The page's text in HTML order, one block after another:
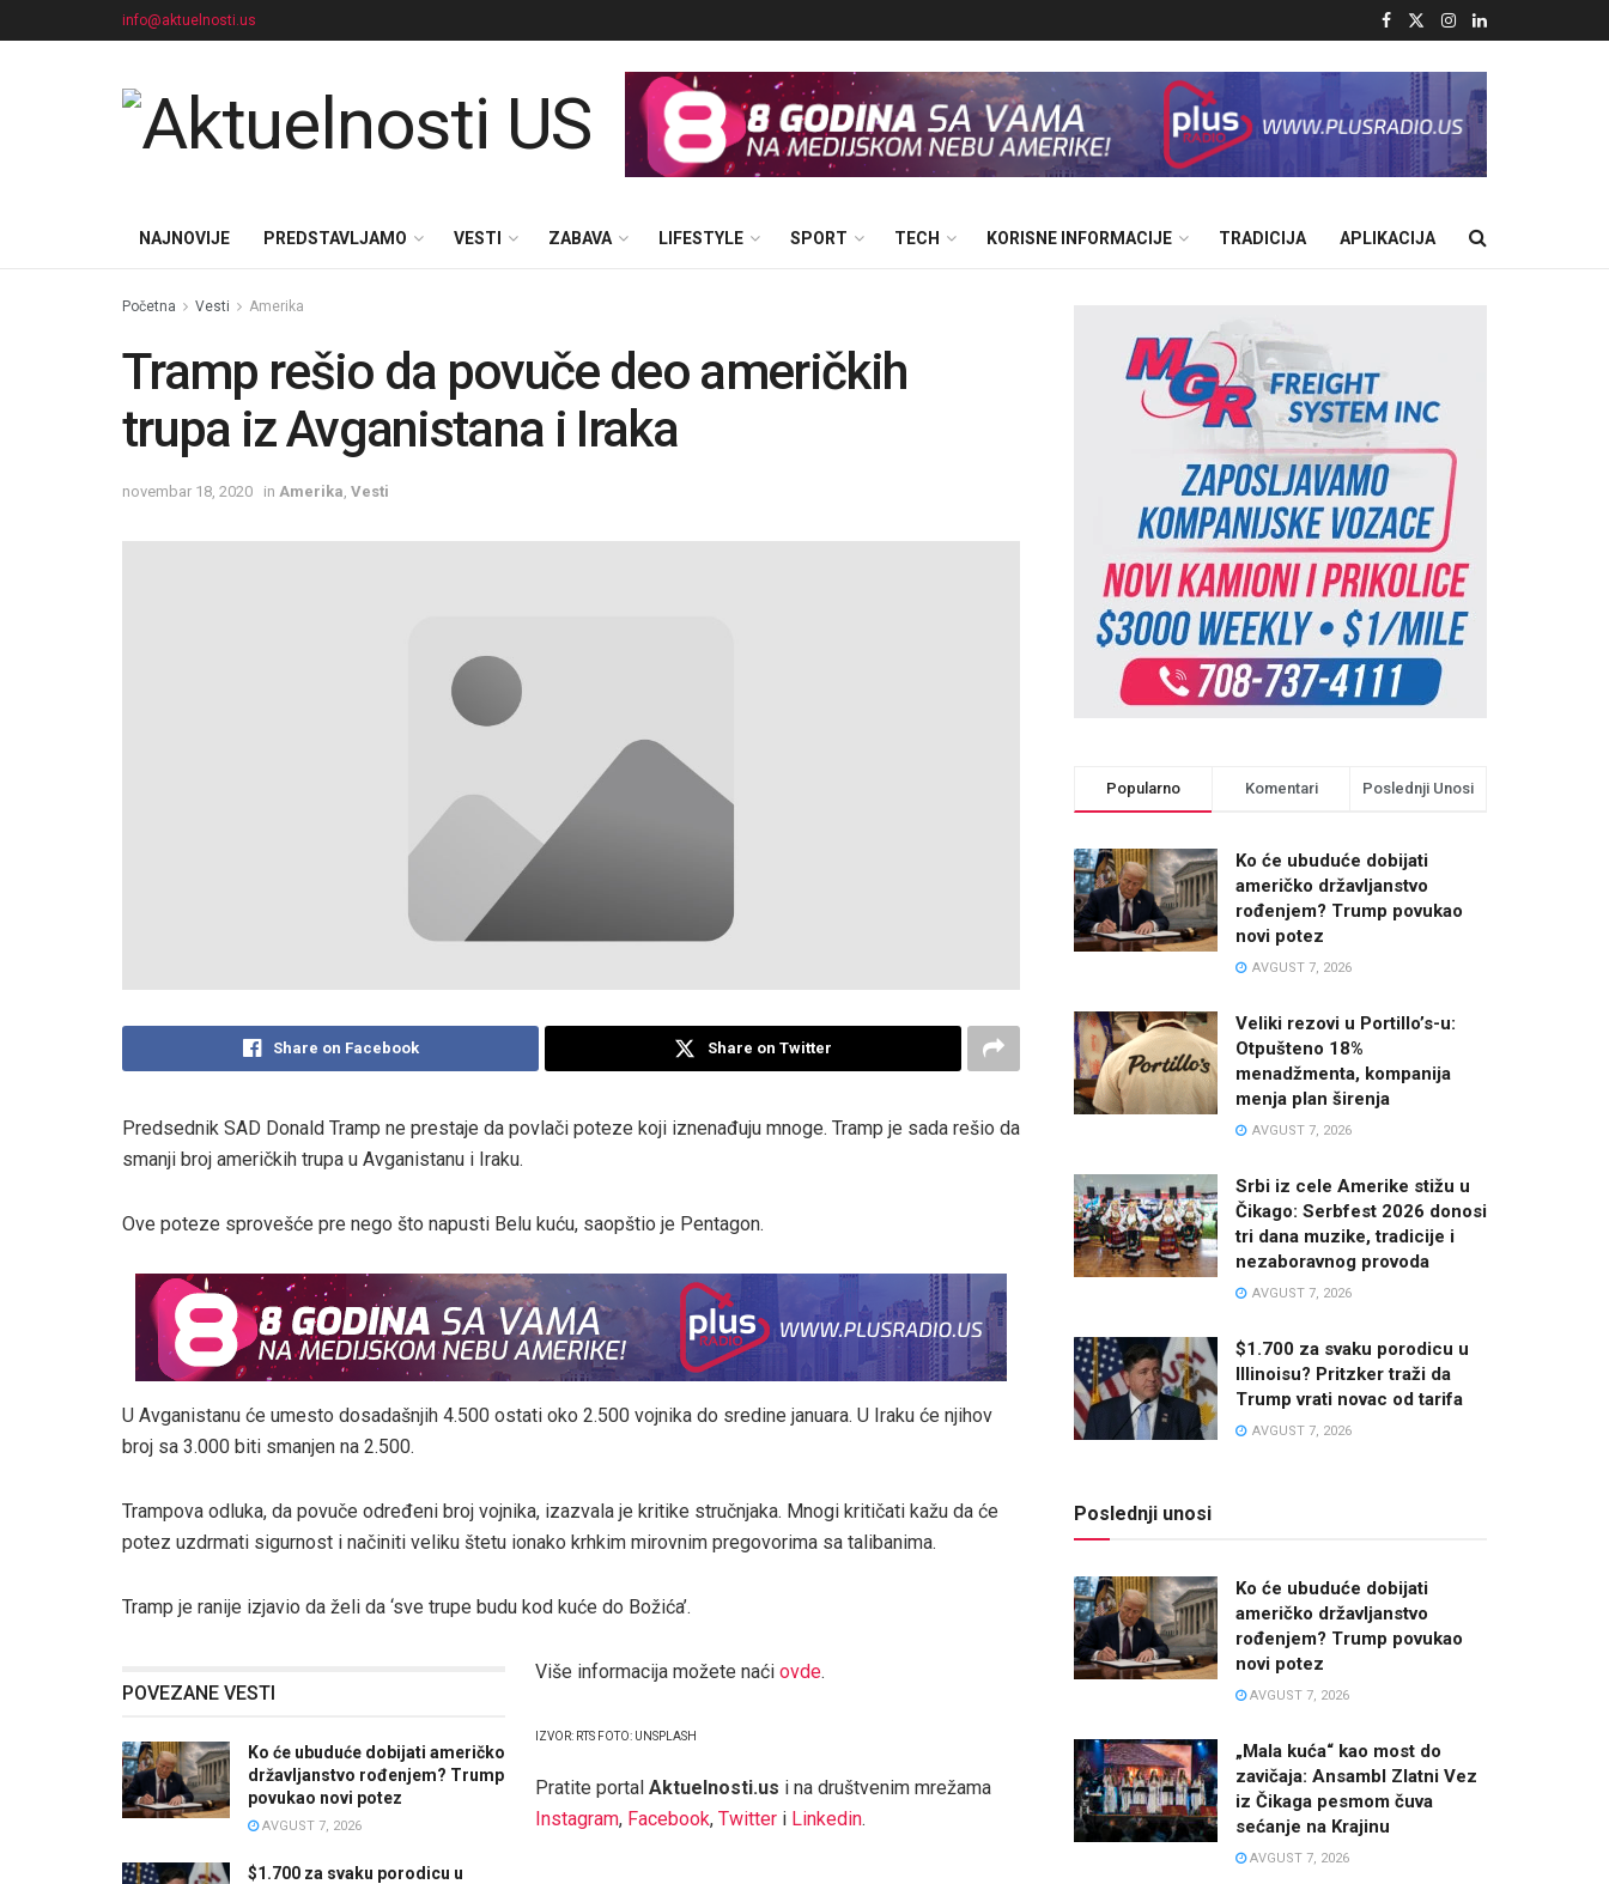
info@aktuelnosti.us
NAJNOVIJE PREDSTAVLJAMO VESTI ZABAVA LIFESTYLE SPORT TECH KORISNE INFORMACIJE TRADICIJA APLIKACIJA
Početna Vesti Amerika
Tramp rešio da povuče deo američkih
trupa iz Avganistana i Iraka
novembar 18, 2020 in Amerika Vesti
Share on Facebook Share on Twitter
Predsednik SAD Donald Tramp ne prestaje da povlači poteze koji iznenađuju mnoge. Tramp je sada rešio da
smanji broj američkih trupa u Avganistanu i Iraku.
Ove poteze sprovešće pre nego što napusti Belu kuću, saopštio je Pentagon.
U Avganistanu će umesto dosadašnjih 4.500 ostati oko 2.500 vojnika do sredine januara. U Iraku će njihov
broj sa 3.000 biti smanjen na 2.500.
Trampova odluka, da povuče određeni broj vojnika, izazvala je kritike stručnjaka. Mnogi kritičati kažu da će
potez uzdrmati sigurnost i načiniti veliku štetu ionako krhkim mirovnim pregovorima sa talibanima.
Tramp je ranije izjavio da želi da ‘sve trupe budu kod kuće do Božića’.
POVEZANE VESTI
Ko će ubuduće dobijati američko
državljanstvo rođenjem? Trump
povukao novi potez
AVGUST 7, 2026
$1.700 za svaku porodicu u
Više informacija možete naći ovde.
IZVOR: RTS FOTO: UNSPLASH
Pratite portal Aktuelnosti.us i na društvenim mrežama
Instagram, Facebook, Twitter i Linkedin.
Popularno Komentari Poslednji Unosi
Ko će ubuduće dobijati
američko državljanstvo
rođenjem? Trump povukao
novi potez
AVGUST 7, 2026
Veliki rezovi u Portillo’s-u:
Otpušteno 18%
menadžmenta, kompanija
menja plan širenja
AVGUST 7, 2026
Srbi iz cele Amerike stižu u
Čikago: Serbfest 2026 donosi
tri dana muzike, tradicije i
nezaboravnog provoda
AVGUST 7, 2026
$1.700 za svaku porodicu u
Illinoisu? Pritzker traži da
Trump vrati novac od tarifa
AVGUST 7, 2026
Poslednji unosi
Ko će ubuduće dobijati
američko državljanstvo
rođenjem? Trump povukao
novi potez
AVGUST 7, 2026
„Mala kuća“ kao most do
zavičaja: Ansambl Zlatni Vez
iz Čikaga pesmom čuva
sećanje na Krajinu
AVGUST 7, 2026